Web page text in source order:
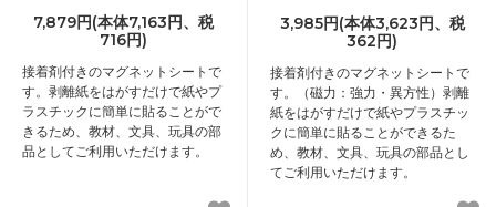
7,879円(本体7,163円、税
716円)
接着剤付きのマグネットシートで
す。剥離紙をはがすだけで紙やプ
ラスチックに簡単に貼ることがで
きるため、教材、文具、玩具の部
品としてご利用いただけます。
3,985円(本体3,623円、税
362円)
接着剤付きのマグネットシートで
す。（磁力：強力・異方性）剥離
紙をはがすだけで紙やプラスチッ
クに簡単に貼ることができるた
め、教材、文具、玩具の部品とし
てご利用いただけます。